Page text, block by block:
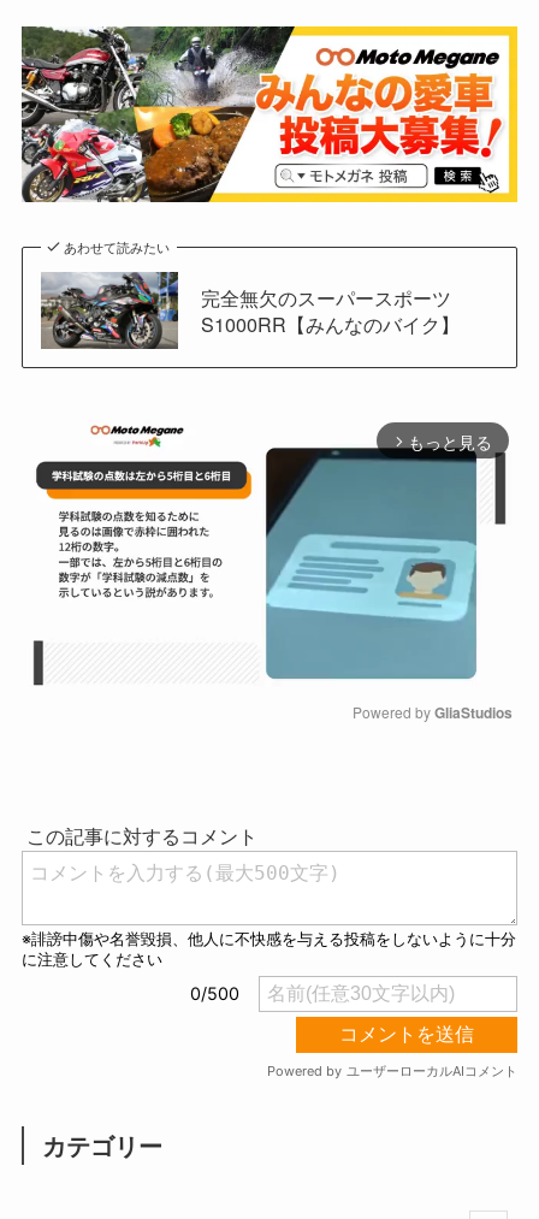
あわせて読みたい
完全無欠のスーパースポーツ
S1000RR【みんなのバイク】
arrow_forward_ios もっと見る
Powered by GliaStudios
カテゴリー